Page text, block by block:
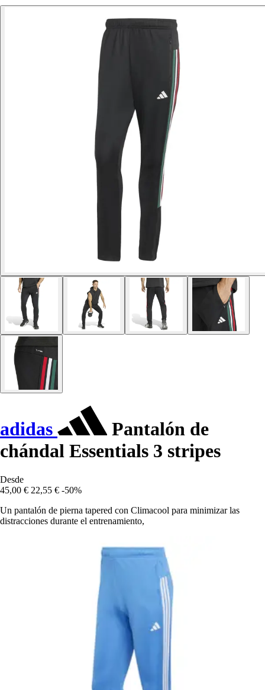
adidas
Pantalón de
chándal Essentials 3 stripes
Desde
45,00 € 22,55 € -50%
Un pantalón de pierna tapered con Climacool para minimizar las
distracciones durante el entrenamiento,